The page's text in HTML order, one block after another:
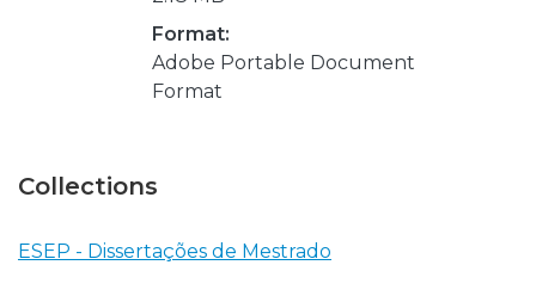
Format:
Adobe Portable Document
Format
Collections
ESEP - Dissertações de Mestrado